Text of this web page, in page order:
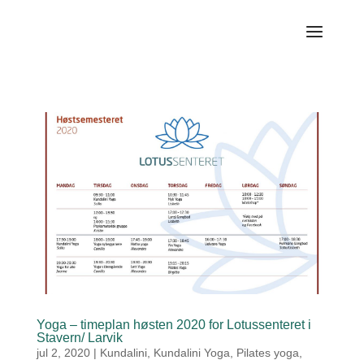
Yoga – timeplan høsten 2020 for Lotussenteret i
Stavern/ Larvik
jul 2, 2020| Kundalini, Kundalini Yoga Pilates yoga